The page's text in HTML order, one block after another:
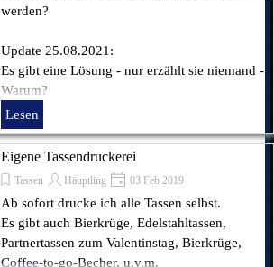
werden?
Update 25.08.2021:
Es gibt eine Lösung - nur erzählt sie niemand -
Warum?
Lesen
Eigene Tassendruckerei
Tassen Häuptling 03 Feb 2019
Ab sofort drucke ich alle Tassen selbst.
Es gibt auch Bierkrüge, Edelstahltassen,
Partnertassen zum Valentinstag, Bierkrüge,
Coffee-to-go-Becher, u.v.m.